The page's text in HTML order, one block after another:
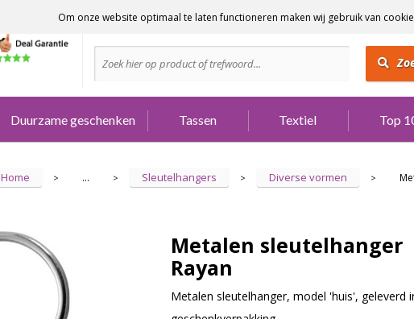
Advies nodig?
Duurzame geschenken Tassen Textiel Top
Home > ... > Sleutelhangers > Diverse vormen >
Metalen sleutelhanger
Rayan
Metalen sleutelhanger, model 'huis', geleverd
Om onze website optimaal te laten functioneren maken wij gebruik van